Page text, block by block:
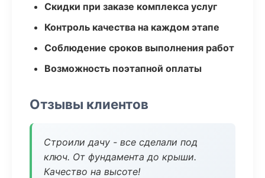
Скидки при заказе комплекса услуг
Контроль качества на каждом этапе
Соблюдение сроков выполнения работ
Возможность поэтапной оплаты
Отзывы клиентов
Строили дачу - все сделали под
ключ. От фундамента до крыши.
Качество на высоте!